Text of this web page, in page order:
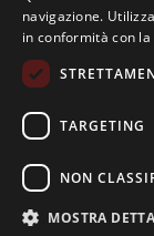
Associazione
S.I.A.E. N°
navigazione.
in conformità con
TARGETING
NON
MOSTRA